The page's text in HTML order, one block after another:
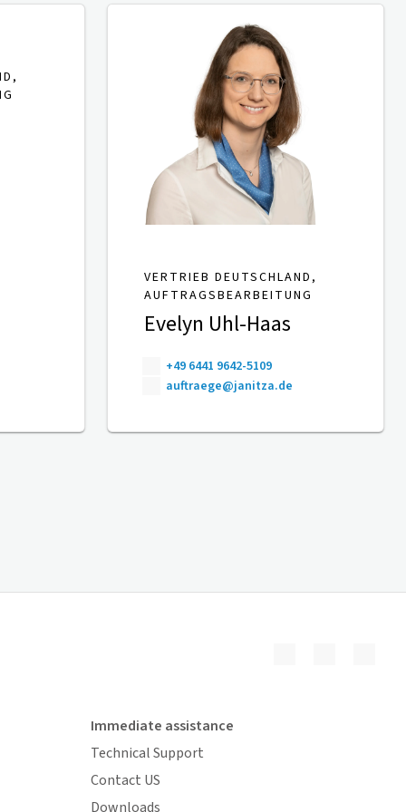
VERTRIEB DEUTSCHLAND,
AUFTRAGSBEARBEITUNG
Evelyn Uhl-Haas
+49 6441 9642-5109
auftraege@janitza.de
Immediate assistance
Technical Support
Contact US
Downloads